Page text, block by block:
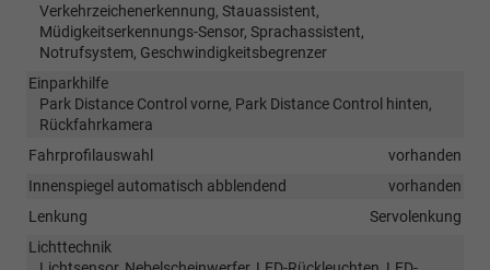
Verkehrzeichenerkennung, Stauassistent,
Müdigkeitserkennungs-Sensor, Sprachassistent,
Notrufsystem, Geschwindigkeitsbegrenzer
Einparkhilfe
Park Distance Control vorne, Park Distance Control hinten,
Rückfahrkamera
Fahrprofilauswahl
vorhanden
Innenspiegel automatisch abblendend
vorhanden
Lenkung
Servolenkung
Lichttechnik